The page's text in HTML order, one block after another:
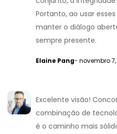
Portanto, ao usar
manter o diálogo
sempre presente.
Elaine Pang- novembro 7,
Excelente visão!
combinação de
é o caminho mais